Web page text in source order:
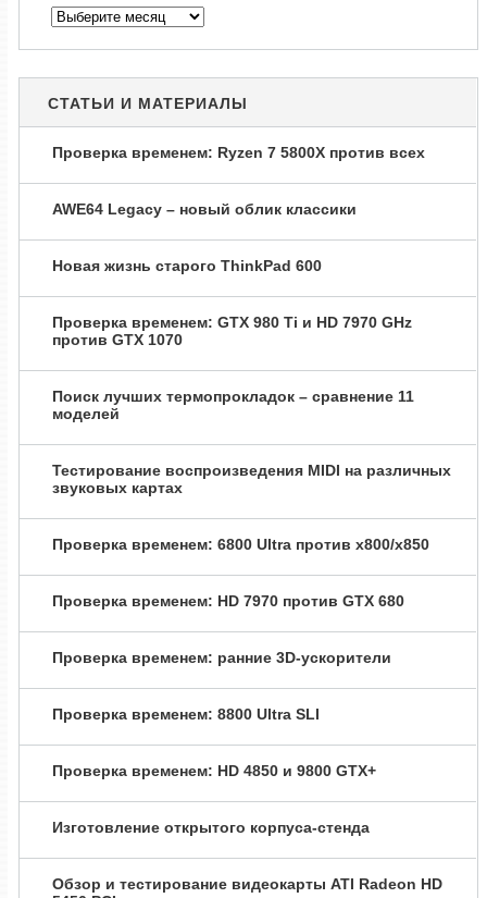
Архив
новостей
СТАТЬИ И МАТЕРИАЛЫ
Проверка временем: Ryzen 7 5800X против всех
AWE64 Legacy – новый облик классики
Новая жизнь старого ThinkPad 600
Проверка временем: GTX 980 Ti и HD 7970 GHz
против GTX 1070
Поиск лучших термопрокладок – сравнение 11
моделей
Тестирование воспроизведения MIDI на различных
звуковых картах
Проверка временем: 6800 Ultra против x800/x850
Проверка временем: HD 7970 против GTX 680
Проверка временем: ранние 3D-ускорители
Проверка временем: 8800 Ultra SLI
Проверка временем: HD 4850 и 9800 GTX+
Изготовление открытого корпуса-стенда
Обзор и тестирование видеокарты ATI Radeon HD